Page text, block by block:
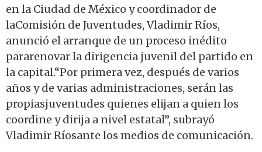
en la Ciudad de México y coordinador de
laComisión de Juventudes, Vladimir Ríos,
anunció el arranque de un proceso inédito
pararenovar la dirigencia juvenil del partido en
la capital.“Por primera vez, después de varios
años y de varias administraciones, serán las
propiasjuventudes quienes elijan a quien los
coordine y dirija a nivel estatal”, subrayó
Vladimir Ríosante los medios de comunicación.